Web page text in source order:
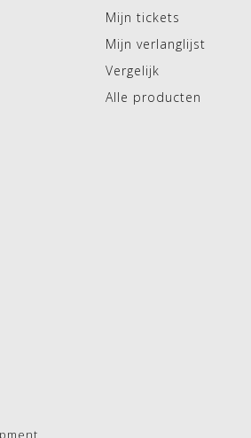
Mijn tickets
Mijn verlanglijst
Vergelijk
Alle producten